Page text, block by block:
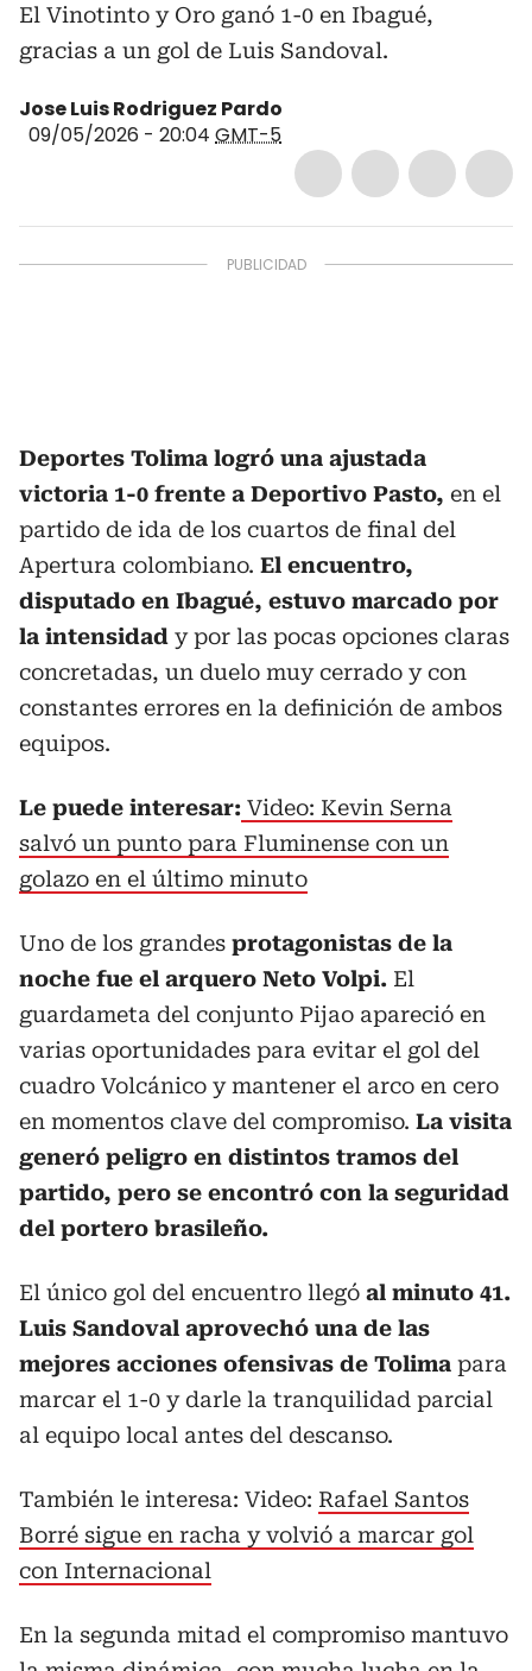
El Vinotinto y Oro ganó 1-0 en Ibagué,
gracias a un gol de Luis Sandoval.
Jose Luis Rodriguez Pardo
09/05/2026 - 20:04 GMT-5
Deportes Tolima logró una ajustada
victoria 1-0 frente a Deportivo Pasto, en el
partido de ida de los cuartos de final del
Apertura colombiano. El encuentro,
disputado en Ibagué, estuvo marcado por
la intensidad y por las pocas opciones claras
concretadas, un duelo muy cerrado y con
constantes errores en la definición de ambos
equipos.
Le puede interesar: Video: Kevin Serna
salvó un punto para Fluminense con un
golazo en el último minuto
Uno de los grandes protagonistas de la
noche fue el arquero Neto Volpi. El
guardameta del conjunto Pijao apareció en
varias oportunidades para evitar el gol del
cuadro Volcánico y mantener el arco en cero
en momentos clave del compromiso. La visita
generó peligro en distintos tramos del
partido, pero se encontró con la seguridad
del portero brasileño.
El único gol del encuentro llegó al minuto 41.
Luis Sandoval aprovechó una de las
mejores acciones ofensivas de Tolima para
marcar el 1-0 y darle la tranquilidad parcial
al equipo local antes del descanso.
También le interesa: Video: Rafael Santos
Borré sigue en racha y volvió a marcar gol
con Internacional
En la segunda mitad el compromiso mantuvo